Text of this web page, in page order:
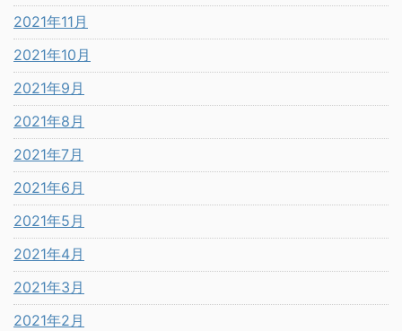
2021年11月
2021年10月
2021年9月
2021年8月
2021年7月
2021年6月
2021年5月
2021年4月
2021年3月
2021年2月